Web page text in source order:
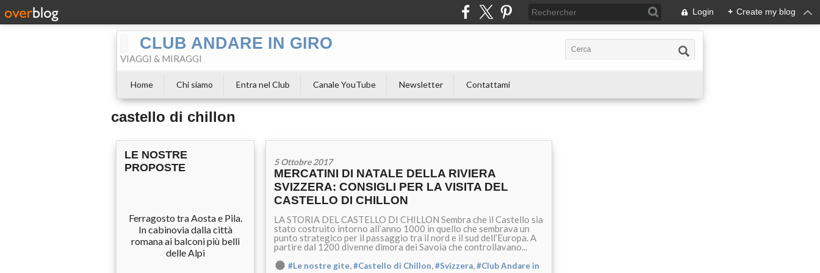
Login + Create my blog
CLUB ANDARE IN GIRO
VIAGGI & MIRAGGI
Home Chi siamo Entra nel Club Canale YouTube Newsletter Contattami
castello di chillon
LE NOSTRE
PROPOSTE
Ferragosto tra Aosta e Pila.
In cabinovia dalla città
romana ai balconi più belli
delle Alpi
5 Ottobre 2017
MERCATINI DI NATALE DELLA RIVIERA
SVIZZERA: CONSIGLI PER LA VISITA DEL
CASTELLO DI CHILLON
LA STORIA DEL CASTELLO DI CHILLON Sembra che il Castello sia
stato costruito intorno all’anno 1000 in quello che sembrava un
punto strategico per il passaggio tra il nord e il sud dell’Europa. A
partire dal 1200 divenne dimora dei Savoia che controllavano...
#Le nostre gite,#Castello di Chillon,#Svizzera,#Club Andare in